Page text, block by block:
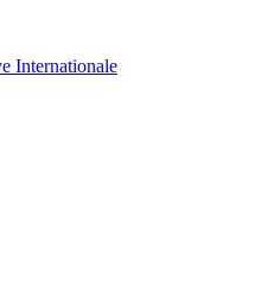
Internationale